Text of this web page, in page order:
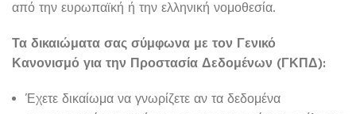
από την ευρωπαϊκή ή την ελληνική νομοθεσία.
Τα δικαιώματα σας σύμφωνα με τον Γενικό
Κανονισμό για την Προστασία Δεδομένων (ΓΚΠΔ):
Έχετε δικαίωμα να γνωρίζετε αν τα δεδομένα